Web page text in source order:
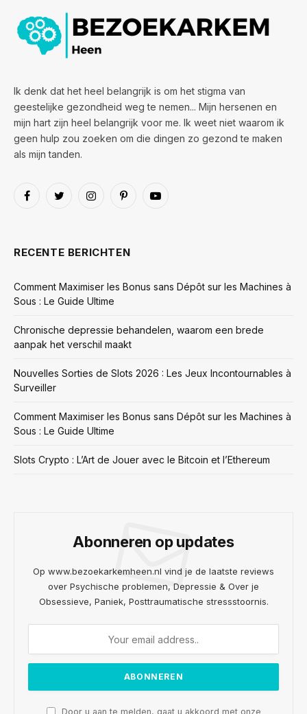
Ik denk dat het heel belangrijk is om het stigma van
geestelijke gezondheid weg te nemen... Mijn hersenen en
mijn hart zijn heel belangrijk voor me. Ik weet niet waarom ik
geen hulp zou zoeken om die dingen zo gezond te maken
als mijn tanden.
FacebookTwitterInstagramPinterestYouTube
RECENTE BERICHTEN
Comment Maximiser les Bonus sans Dépôt sur les Machines à
Sous : Le Guide Ultime
Chronische depressie behandelen, waarom een brede
aanpak het verschil maakt
Nouvelles Sorties de Slots 2026 : Les Jeux Incontournables à
Surveiller
Comment Maximiser les Bonus sans Dépôt sur les Machines à
Sous : Le Guide Ultime
Slots Crypto : L’Art de Jouer avec le Bitcoin et l’Ethereum
Abonneren op updates
Op www.bezoekarkemheen.nl vind je de laatste reviews
over Psychische problemen, Depressie & Over je
Obsessieve, Paniek, Posttraumatische stressstoornis.
Door u aan te melden, gaat u akkoord met onze